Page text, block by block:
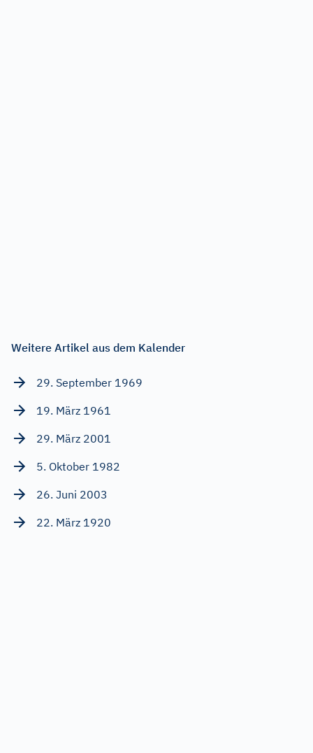
Weitere Artikel aus dem Kalender
29. September 1969
19. März 1961
29. März 2001
5. Oktober 1982
26. Juni 2003
22. März 1920